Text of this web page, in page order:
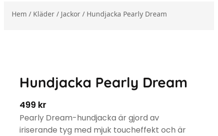
Hem / Kläder / Jackor / Hundjacka Pearly Dream
Hundjacka Pearly Dream
499 kr
Pearly Dream-hundjacka är gjord av
iriserande tyg med mjuk toucheffekt och är